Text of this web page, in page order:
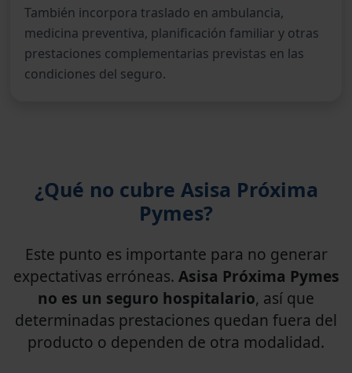
También incorpora traslado en ambulancia,
medicina preventiva, planificación familiar y otras
prestaciones complementarias previstas en las
condiciones del seguro.
¿Qué no cubre Asisa Próxima
Pymes?
Este punto es importante para no generar
expectativas erróneas. Asisa Próxima Pymes
no es un seguro hospitalario, así que
determinadas prestaciones quedan fuera del
producto o dependen de otra modalidad.